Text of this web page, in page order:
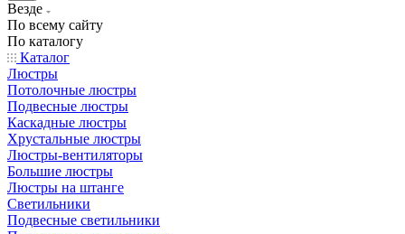
Везде
По всему сайту
По каталогу
Каталог
Люстры
Потолочные люстры
Подвесные люстры
Каскадные люстры
Хрустальные люстры
Люстры-вентиляторы
Большие люстры
Люстры на штанге
Светильники
Подвесные светильники